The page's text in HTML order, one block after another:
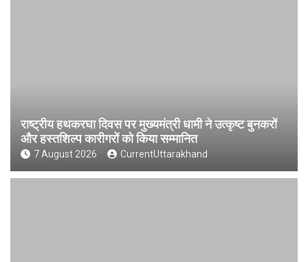
राष्ट्रीय हथकरघा दिवस पर मुख्यमंत्री धामी ने उत्कृष्ट बुनकरों
और हस्तशिल्प कारीगरों को किया सम्मानित
7 August 2026 CurrentUttarakhand